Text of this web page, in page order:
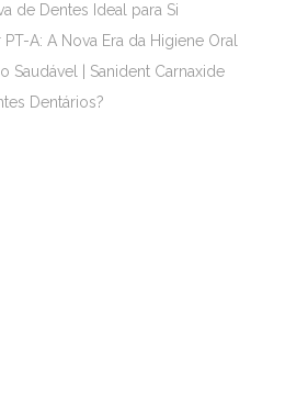
de Dentes Ideal para Si
A: A Nova Era da Higiene Oral
Saudável | Sanident Carnaxide
Dentários?